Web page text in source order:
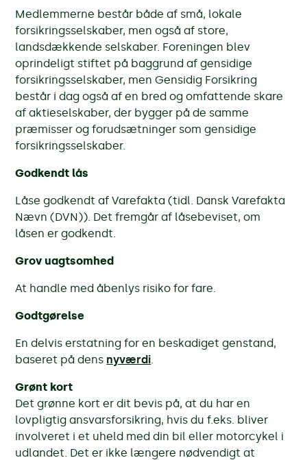
Medlemmerne består både af små, lokale
forsikringsselskaber, men også af store,
landsdækkende selskaber. Foreningen blev
oprindeligt stiftet på baggrund af gensidige
forsikringsselskaber, men Gensidig Forsikring
består i dag også af en bred og omfattende skare
af aktieselskaber, der bygger på de samme
præmisser og forudsætninger som gensidige
forsikringsselskaber.
Godkendt lås
Låse godkendt af Varefakta (tidl. Dansk Varefakta
Nævn (DVN)). Det fremgår af låsebeviset, om
låsen er godkendt.
Grov uagtsomhed
At handle med åbenlys risiko for fare.
Godtgørelse
En delvis erstatning for en beskadiget genstand,
baseret på dens nyværdi
Grønt kort
Det grønne kort er dit bevis på, at du har en
lovpligtig ansvarsforsikring, hvis du f.eks. bliver
involveret i et uheld med din bil eller motorcykel i
udlandet. Det er ikke længere nødvendigt at